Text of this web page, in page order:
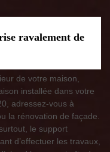
ravalement de
de votre maison,
installée dans votre
adressez-vous à
la rénovation de façade.
le support
d’effectuer les travaux,